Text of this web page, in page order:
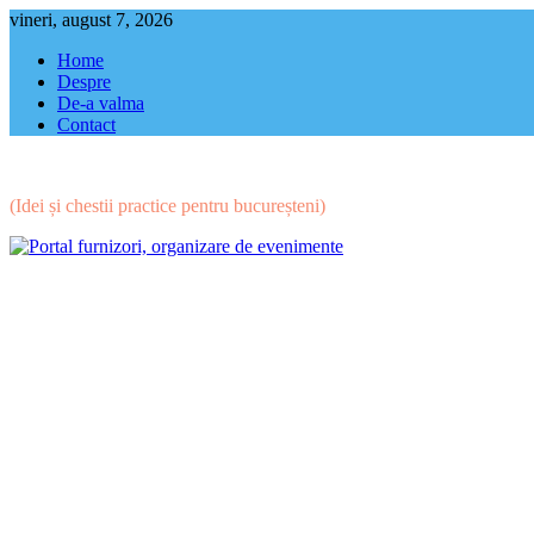
Skip
content
vineri, august 7, 2026
Home
Despre
De-a valma
Contact
(Idei și chestii practice pentru bucureșteni)